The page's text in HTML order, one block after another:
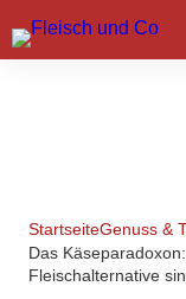
Marktführer
StartseiteGenuss &
Das
Fleischalternative